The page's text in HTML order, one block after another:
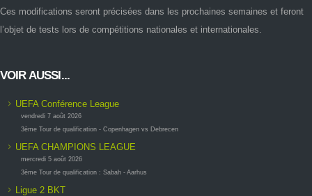
Ces modifications seront précisées dans les prochaines semaines et feront
l’objet de tests lors de compétitions nationales et internationales.
VOIR AUSSI...
UEFA Conférence League
vendredi 7 août 2026
3ème Tour de qualification - Copenhagen vs Debrecen
UEFA CHAMPIONS LEAGUE
mercredi 5 août 2026
3ème Tour de qualification : Sabah - Aarhus
Ligue 2 BKT